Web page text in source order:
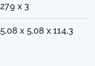
279 x 3
5.08 x 5.08 x 114.3